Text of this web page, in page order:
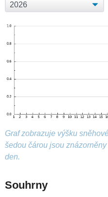
Graf zobrazuje výšku
šedou čárou jsou
den.
Souhrny